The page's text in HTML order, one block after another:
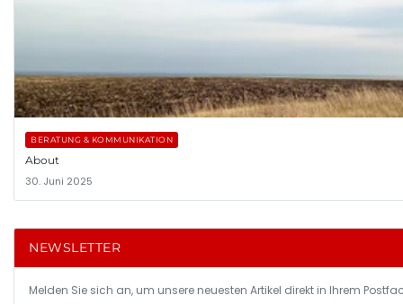
BERATUNG & KOMMUNIKATION
About
30. Juni 2025
NEWSLETTER
Melden Sie sich an, um unsere neuesten Artikel direkt in Ihrem